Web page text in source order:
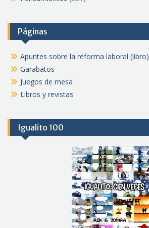
Páginas
Apuntes sobre la reforma laboral (libro)
Garabatos
Juegos de mesa
Libros y revistas
Igualito 100